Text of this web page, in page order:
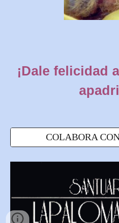
¡Dale felicidad
COLABORA